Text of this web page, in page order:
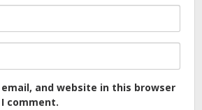
email, and website in this browser
comment.